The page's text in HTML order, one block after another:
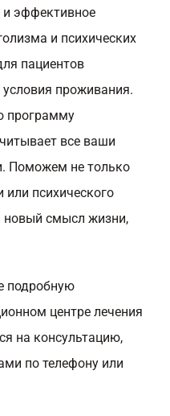
и эффективное
и психических
пациентов
проживания.
программу
все ваши
Поможем не только
или психического
новый смысл жизни,
подробную
центре лечения
на консультацию,
по телефону или